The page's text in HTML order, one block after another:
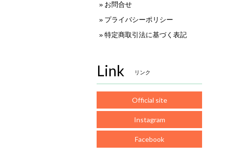
お問合せ
プライバシーポリシー
特定商取引法に基づく表記
Link リンク
Official site
Instagram
Facebook